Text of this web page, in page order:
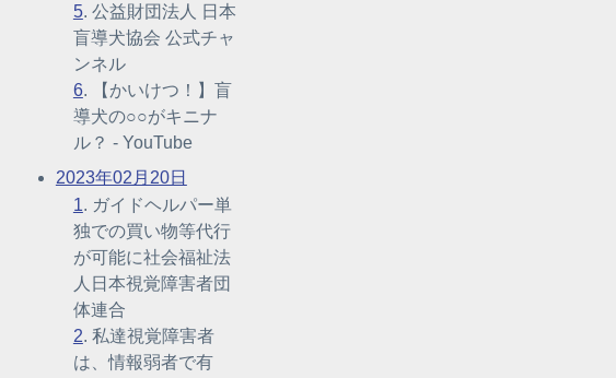
5. 公益財団法人 日本
盲導犬協会 公式チャ
ンネル
6. 【かいけつ！】盲
導犬の○○がキニナ
ル？ - YouTube
2023年02月20日
1. ガイドヘルパー単
独での買い物等代行
が可能に社会福祉法
人日本視覚障害者団
体連合
2. 私達視覚障害者
は、情報弱者で有